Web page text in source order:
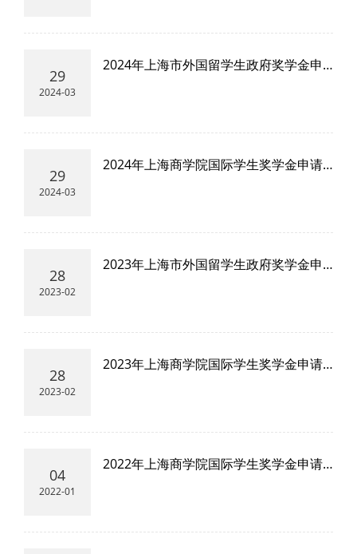
29
2024-03
2024年上海市外国留学生政府奖学金申
29
2024-03
2024年上海商学院国际学生奖学金申请
28
2023-02
2023年上海市外国留学生政府奖学金申
28
2023-02
2023年上海商学院国际学生奖学金申请
04
2022-01
2022年上海商学院国际学生奖学金申请